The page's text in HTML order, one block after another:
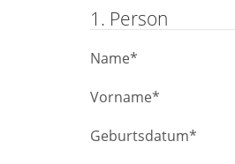
1. Person
Name*
Vorname*
Geburtsdatum*